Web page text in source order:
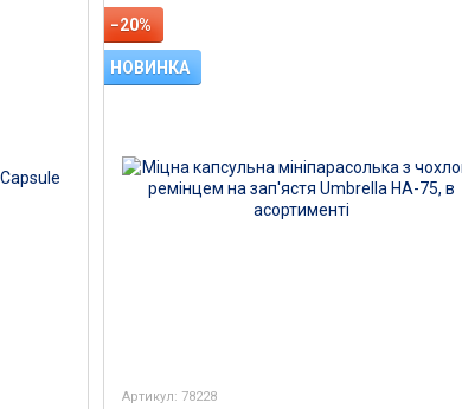
−20%
НОВИНКА
Артикул: 78228